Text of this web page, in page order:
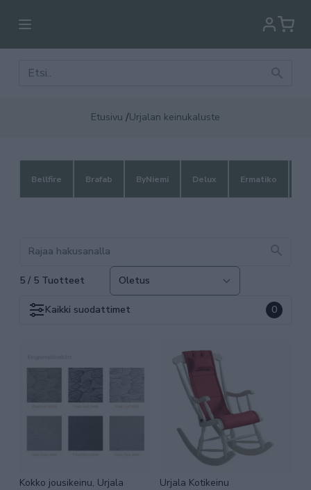
Etusivu /Urjalan keinukaluste
Bellfire Brafab ByNiemi Delux Ermatiko
5 / 5 Tuotteet
Kaikki suodattimet 0
Kokko jousikeinu, Urjala Urjala Kotikeinu